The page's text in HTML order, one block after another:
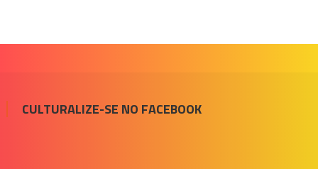
CULTURALIZE-SE NO FACEBOOK